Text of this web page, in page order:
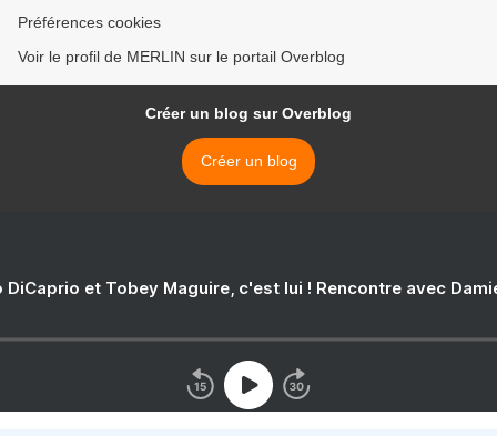
Préférences cookies
Voir le profil de MERLIN sur le portail Overblog
Créer un blog sur Overblog
Créer un blog
DiCaprio et Tobey Maguire, c'est lui ! Rencontre avec